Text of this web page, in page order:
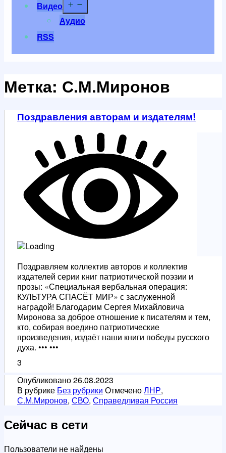
Видео
Аудио
RSS
Метка: С.М.Миронов
Поздравления авторам и издателям!
Поздравляем коллектив авторов и коллектив
издателей серии книг патриотической поэзии и
прозы: «Специальная вербальная операция:
КУЛЬТУРА СПАСЁТ МИР» с заслуженной
наградой! Благодарим Сергея Михайловича
Миронова за доброе отношение к писателям и тем,
кто, собирая воедино патриотические
произведения, издаёт наши книги победы русского
духа. ••• •••
3
Опубликовано26.08.2023
В рубрике Без рубрики ОтмеченоЛНР,
С.М.Миронов, СВО, Справедливая Россия
Сейчас в сети
Пользователи не найдены